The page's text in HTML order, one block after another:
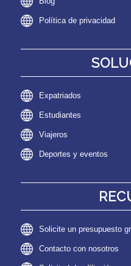
Política de privacidad
Expatriados
Estudiantes
Viajeros
Deportes y eventos
Solicite un presupuesto
Contacto con nosotros